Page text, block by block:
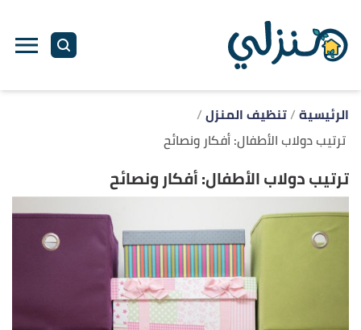
الرئيسية تنظيف المنزل
ترتيب دولاب الأطفال: أفكار ونصائح
ترتيب دولاب الأطفال: أفكار ونصائح